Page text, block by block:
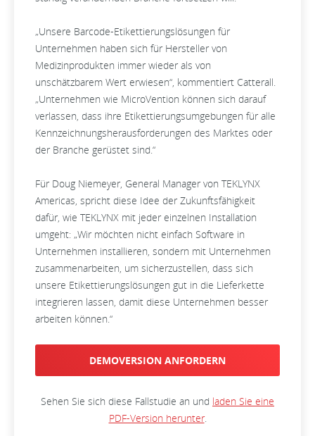
„Unsere Barcode-Etikettierungslösungen für
Unternehmen haben sich für Hersteller von
Medizinprodukten immer wieder als von
unschätzbarem Wert erwiesen“, kommentiert Catterall.
„Unternehmen wie MicroVention können sich darauf
verlassen, dass ihre Etikettierungsumgebungen für alle
Kennzeichnungsherausforderungen des Marktes oder
der Branche gerüstet sind.“
Für Doug Niemeyer, General Manager von TEKLYNX
Americas, spricht diese Idee der Zukunftsfähigkeit
dafür, wie TEKLYNX mit jeder einzelnen Installation
umgeht: „Wir möchten nicht einfach Software in
Unternehmen installieren, sondern mit Unternehmen
zusammenarbeiten, um sicherzustellen, dass sich
unsere Etikettierungslösungen gut in die Lieferkette
integrieren lassen, damit diese Unternehmen besser
arbeiten können.“
DEMOVERSION ANFORDERN
Sehen Sie sich diese Fallstudie an und laden Sie eine
PDF-Version herunter.